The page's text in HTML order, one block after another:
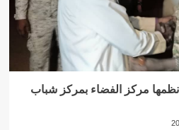
نظمها مركز الفضاء بمركز شباب